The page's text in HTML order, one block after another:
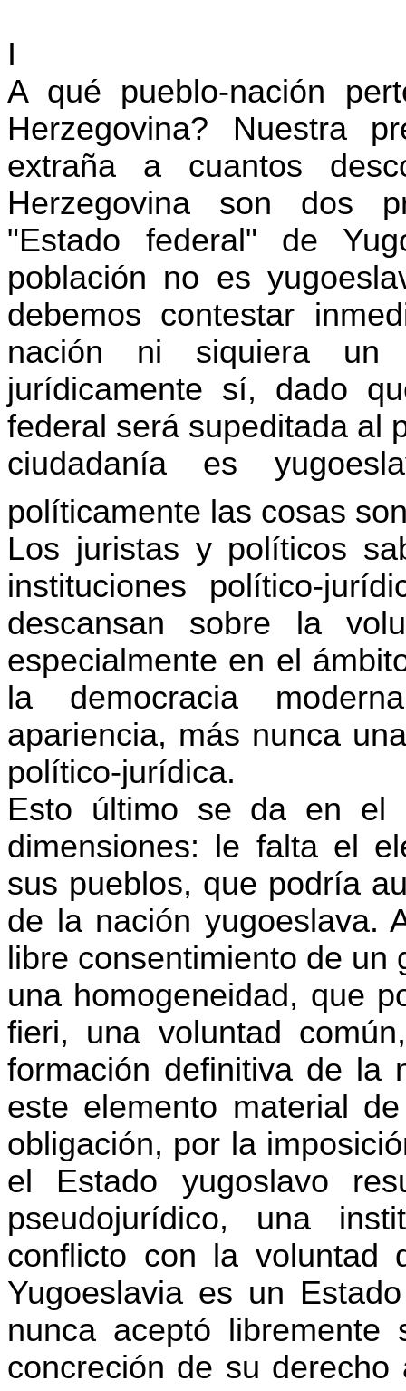
I
A qué pueblo-nación
Herzegovina? Nuestra
extraña a cuantos
Herzegovina son dos
"Estado federal" de
población no es
debemos contestar
nación ni siquiera un
jurídicamente sí, dado
federal será supeditada al
ciudadanía es
políticamente las cosas
Los juristas y políticos
instituciones político-
descansan sobre la
especialmente en el
la democracia
apariencia, más nunca
político-jurídica.
Esto último se da en el
dimensiones: le falta el
sus pueblos, que podría
de la nación yugoeslava.
libre consentimiento de
una homogeneidad, que
fieri, una voluntad
formación definitiva de la
este elemento material
obligación, por la
el Estado yugoslavo
pseudojurídico, una
conflicto con la voluntad
Yugoeslavia es un
nunca aceptó
concreción de su